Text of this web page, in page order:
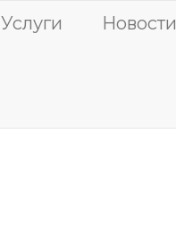
Услуги Новости